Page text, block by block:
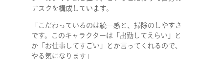
デスクを構成しています。
「こだわっているのは統一感と、掃除のしやすさ
です。このキャラクターは「出勤してえらい」と
か「お仕事してすごい」とか言ってくれるので、
やる気になります」